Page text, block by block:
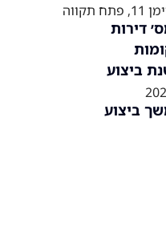
פתח תקווה
דירות
ביצוע
ביצוע